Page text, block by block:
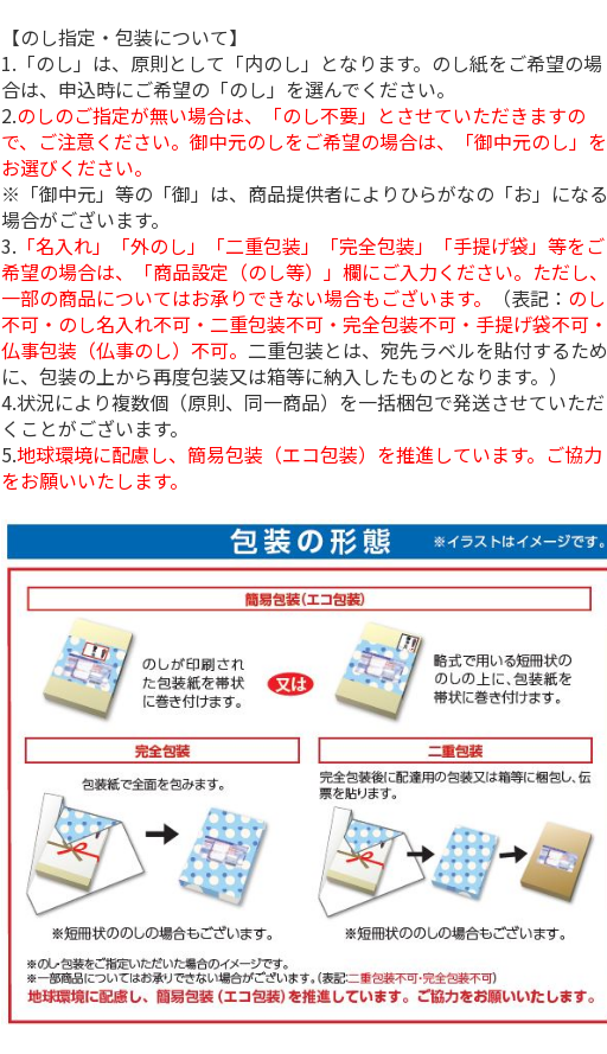
【のし指定・包装について】
1.「のし」は、原則として「内のし」となります。のし紙をご希望の場
合は、申込時にご希望の「のし」を選んでください。
2.のしのご指定が無い場合は、「のし不要」とさせていただきますの
で、ご注意ください。御中元のしをご希望の場合は、「御中元のし」を
お選びください。
※「御中元」等の「御」は、商品提供者によりひらがなの「お」になる
場合がございます。
3. 「名入れ」「外のし」「二重包装」「完全包装」「手提げ袋」等をご
希望の場合は、「商品設定（のし等）」欄にご入力ください。ただし、
一部の商品についてはお承りできない場合もございます。
（表記： のし
不可・のし名入れ不可・二重包装不可・完全包装不可・手提げ袋不可・
仏事包装（仏事のし）不可。 二重包装とは、宛先ラベルを貼付するため
に、包装の上から再度包装又は箱等に納入したものとなります。）
4.状況により複数個（原則、同一商品）を一括梱包で発送させていただ
くことがございます。
5.地球環境に配慮し、簡易包装（エコ包装）を推進しています。ご協力
をお願いいたします。